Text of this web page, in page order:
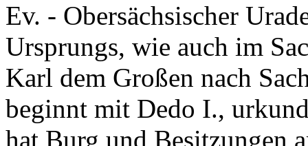
Ev. - Obersächsischer
Ursprungs, wie auch im
Karl dem Großen nach
beginnt mit Dedo I.,
hat Burg und Besitzungen